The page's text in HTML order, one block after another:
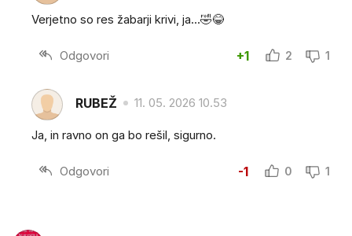
Verjetno so res žabarji krivi, ja...🤣😂
Odgovori +1 2 1
RUBEŽ 11. 05. 2026 10.53
Ja, in ravno on ga bo rešil, sigurno.
Odgovori -1 0 1